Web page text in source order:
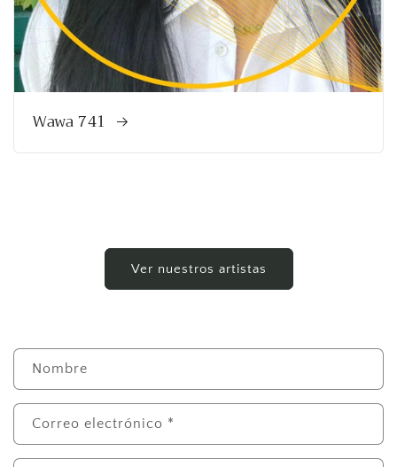
Wawa 741
Ver nuestros artistas
F
o
r
u
Nombre
Correo electrónico *